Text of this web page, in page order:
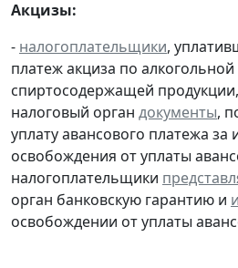
Акцизы:
- налогоплательщики,
платеж акциза по
спиртосодержащей продукции,
налоговый орган документы,
уплату авансового платежа за
освобождения от уплаты
налогоплательщики
орган банковскую гарантию и
освобождении от уплаты